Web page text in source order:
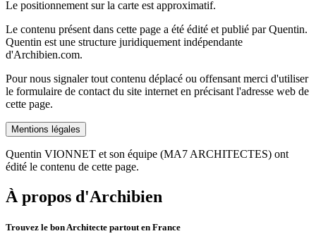
Le positionnement sur la carte est approximatif.
Le contenu présent dans cette page a été édité et publié par Quentin.
Quentin est une structure juridiquement indépendante
d'Archibien.com.
Pour nous signaler tout contenu déplacé ou offensant merci d'utiliser
le formulaire de contact du site internet en précisant l'adresse web de
cette page.
Mentions légales
Quentin VIONNET et son équipe (MA7 ARCHITECTES) ont
édité le contenu de cette page.
À propos d'Archibien
Trouvez le bon Architecte partout en France